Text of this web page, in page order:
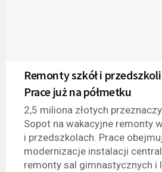
Remonty szkół i
Prace już na półmetku
2,5 miliona złotych
Sopot na wakacyjne remonty
i przedszkolach. Prace
modernizacje instalacji
remonty sal gimnastycznych i